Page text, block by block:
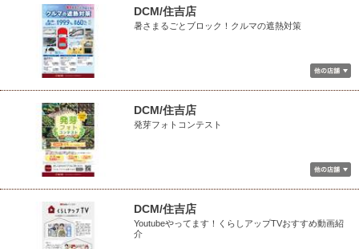
DCM/住吉店
暑さまるごとブロック！クルマの遮熱対策
DCM/住吉店
発芽フォトコンテスト
DCM/住吉店
Youtubeやってます！くらしアップTVおすすめ動画紹
介